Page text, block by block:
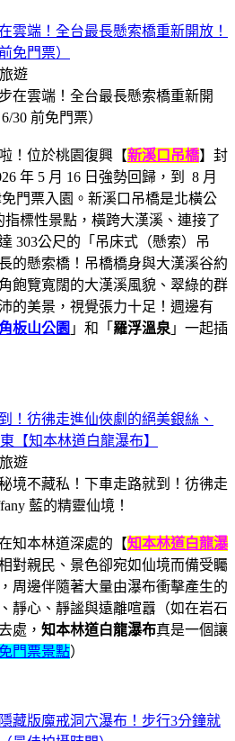
雲端！全台最長懸索橋重新開放！
免門票）
遊
！位於桃園復興【新溪口吊橋】封
年 5 月 16 日強勢回歸，到 8 月
門票入園。新溪口吊橋是北橫公
標性景點，橫跨大漢溪、連接了
303公尺的「吊床式（懸索）吊
的懸索橋！吊橋橋身與大漢溪谷約
飽覽寬闊的大漢溪風貌、翠綠的群
的美景，視覺張力十足！週邊有
角板山公園 」和「 羅浮溫泉 」一起插
！彷彿走進仙俠劇的絕美銀絲、
【知本林道白龍瀑布】
遊
知本林道深處的【知本林道白龍瀑
對親民、景色卻宛如仙境而備受矚
周邊伴隨著大量由瀑布衝擊產生的
靜心、靜謐與遠離喧囂（如在岩石
處， 知本林道白龍瀑布真是一個讓
門票景點）
藏版魔戒洞穴瀑布！步行3分鐘就